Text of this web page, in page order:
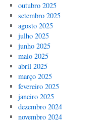
outubro 2025
setembro 2025
agosto 2025
julho 2025
junho 2025
maio 2025
abril 2025
março 2025
fevereiro 2025
janeiro 2025
dezembro 2024
novembro 2024